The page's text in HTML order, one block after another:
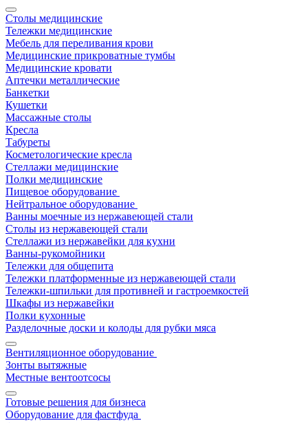
Столы медицинские
Тележки медицинские
Мебель для переливания крови
Медицинские прикроватные тумбы
Медицинские кровати
Аптечки металлические
Банкетки
Кушетки
Массажные столы
Кресла
Табуреты
Косметологические кресла
Стеллажи медицинские
Полки медицинские
Пищевое оборудование
Нейтральное оборудование
Ванны моечные из нержавеющей стали
Столы из нержавеющей стали
Стеллажи из нержавейки для кухни
Ванны-рукомойники
Тележки для общепита
Тележки платформенные из нержавеющей стали
Тележки-шпильки для противней и гастроемкостей
Шкафы из нержавейки
Полки кухонные
Разделочные доски и колоды для рубки мяса
Вентиляционное оборудование
Зонты вытяжные
Местные вентоотсосы
Готовые решения для бизнеса
Оборудование для фастфуда